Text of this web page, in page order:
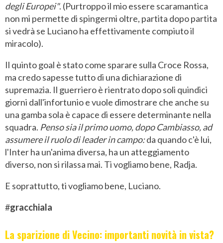
degli Europei". (Purtroppo il mio essere scaramantica
non mi permette di spingermi oltre, partita dopo partita
si vedrà se Luciano ha effettivamente compiuto il
miracolo).
Il quinto goal è stato come sparare sulla Croce Rossa,
ma credo sapesse tutto di una dichiarazione di
supremazia. Il guerriero è rientrato dopo soli quindici
giorni dall'infortunio e vuole dimostrare che anche su
una gamba sola è capace di essere determinante nella
squadra. Penso sia il primo uomo, dopo Cambiasso, ad
assumere il ruolo di leader in campo:da quando c'è lui,
l'Inter ha un'anima diversa, ha un atteggiamento
diverso, non si rilassa mai. Ti vogliamo bene, Radja.
E soprattutto, ti vogliamo bene, Luciano.
#gracchiala
La sparizione di Vecino: importanti novità in vista?